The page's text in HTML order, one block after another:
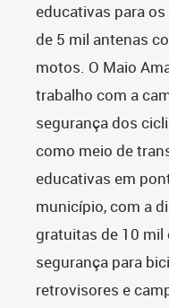
educativas para
de 5 mil antenas
motos. O Maio
trabalho com a
segurança dos
como meio de
educativas em
município, com a
gratuitas de 10
segurança para
retrovisores e